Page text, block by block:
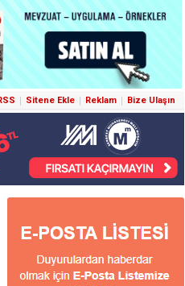
Sitene Ekle Reklam Bize Ulaşın